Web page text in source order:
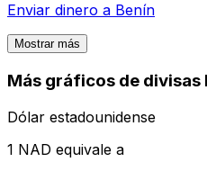
Enviar dinero a Benín
Mostrar más
Más gráficos de divisas
Dólar estadounidense
1 NAD equivale a